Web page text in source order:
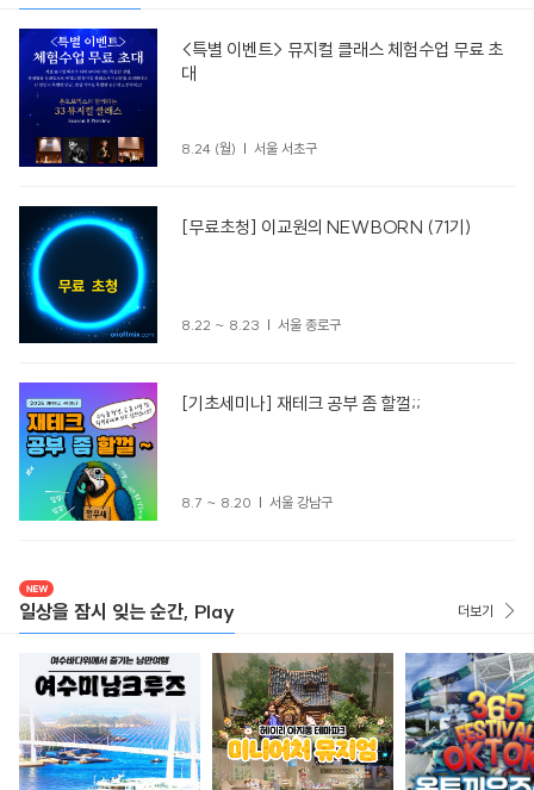
<특별 이벤트> 뮤지컬 클래스 체험수업 무료 초
대
8.24 (월) 서울 서초구
[무료초청] 이교원의 NEWBORN (71기)
8.22 ~ 8.23 서울 종로구
[기초세미나] 재테크 공부 좀 할껄;;
8.7 ~ 8.20 서울 강남구
일상을 잠시 잊는 순간, Play 더보기